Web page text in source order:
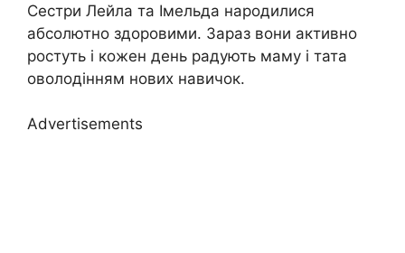
Сестри Лейла та Імельда народилися
абсолютно здоровими. Зараз вони активно
ростуть і кожен день радують маму і тата
оволодінням нових навичок.
Advertisements